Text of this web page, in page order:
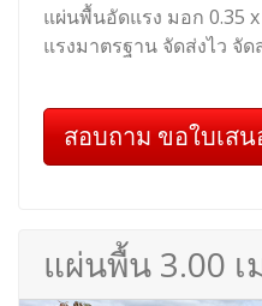
แผ่นพื้นอัดแรง มอก 0.35 x
แรงมาตรฐาน จัดส่งไว จั
สอบถาม ขอใบเสน
แผ่นพื้น 3.00 เ